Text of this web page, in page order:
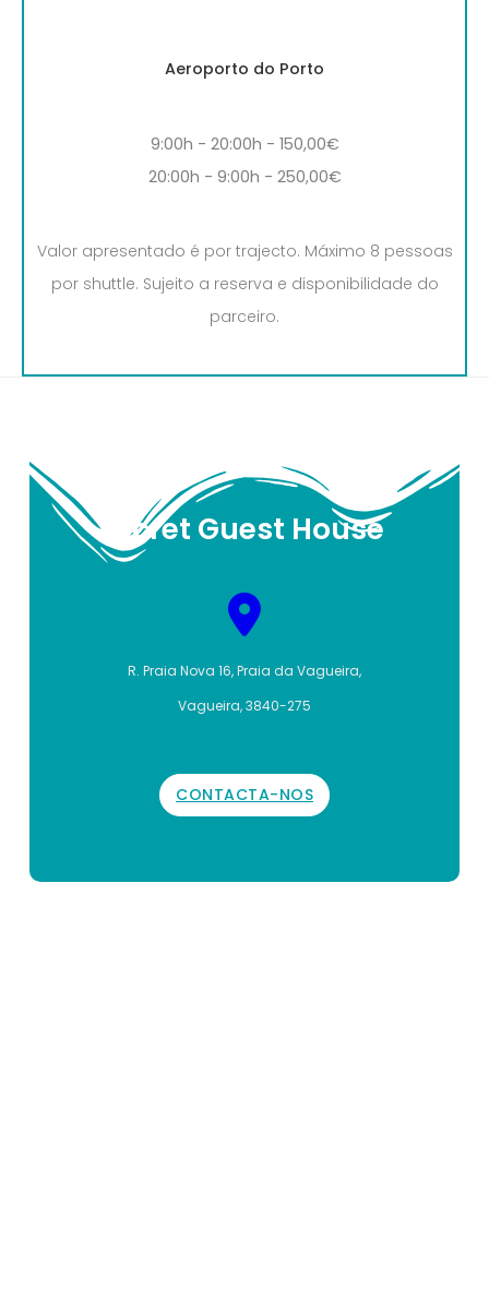
Aeroporto do Porto
9:00h - 20:00h - 150,00€
20:00h - 9:00h - 250,00€
Valor apresentado é por trajecto. Máximo 8 pessoas
por shuttle. Sujeito a reserva e disponibilidade do
parceiro.
Secret Guest House
R. Praia Nova 16, Praia da Vagueira,
Vagueira, 3840-275
CONTACTA-NOS